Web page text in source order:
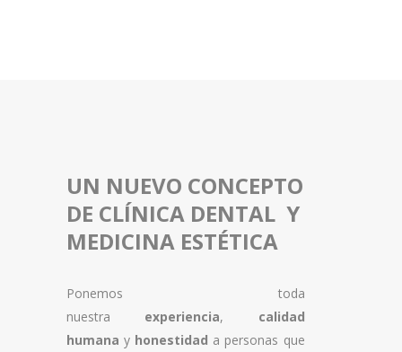
UN NUEVO CONCEPTO
DE CLÍNICA DENTAL Y
MEDICINA ESTÉTICA
Ponemos toda
nuestra experiencia, calidad
humana y honestidad a personas que